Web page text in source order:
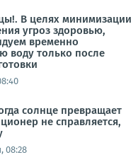
В целях минимизации
угроз здоровью,
временно
воду только после
солнце превращает
не справляется,
08:28